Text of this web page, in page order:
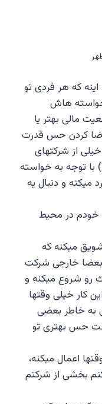
که هر فردی تو
خواسته هاش
مالی بهتر یا
کردن حس قدرت
از شرکتهای
با توجه به خواسته
میکنه و دنبال یه
خودم در محیط
میکنه که
خارجی شرکت
شروع میکنه و
کار خیلی وقتها
به خاطر بعضی
حس بهتری تو
اعمال میکنه،
بخشی از شرکتم